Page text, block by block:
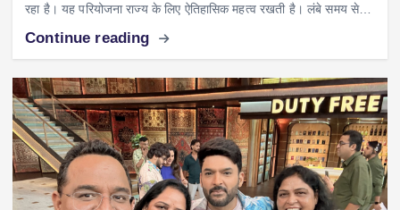
रहा है। यह परियोजना राज्य के लिए ऐतिहासिक महत्व रखती है। लंबे समय से…
Continue reading